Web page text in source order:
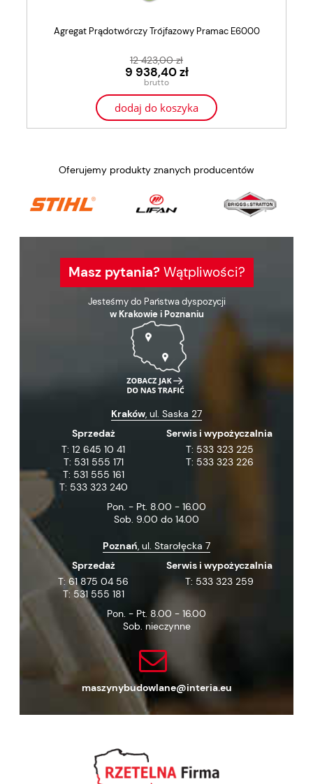
Agregat Prądotwórczy Trójfazowy Pramac E6000
12 423,00 zł
9 938,40 zł
dodaj do koszyka
Oferujemy produkty znanych producentów
Masz pytania?Wątpliwości?
Jesteśmy do Państwa dyspozycji
w Krakowie i Poznaniu
Kraków, ul. Saska 27
Sprzedaż
T:12 645 10 41
T: 531 555 171
T: 531 555 161
T: 533 323 240
Serwis i wypożyczalnia
T: 533 323 225
T: 533 323 226
Pon. - Pt. 8.00 - 16.00
Sob. 9.00 do 14.00
Poznań, ul. Starołęcka 7
Sprzedaż
T:61 875 04 56
T: 531 555 181
Serwis i wypożyczalnia
T: 533 323 259
Pon. - Pt. 8.00 - 16.00
Sob. nieczynne
maszynybudowlane@interia.eu